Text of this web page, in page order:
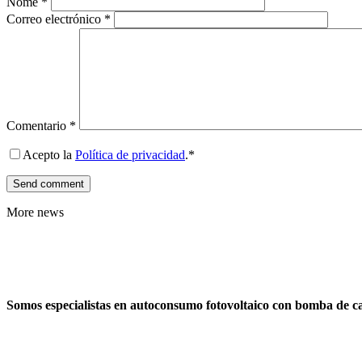
Correo electrónico *
Comentario *
Acepto la Política de privacidad.*
More news
Somos especialistas en autoconsumo fotovoltaico con bomba de